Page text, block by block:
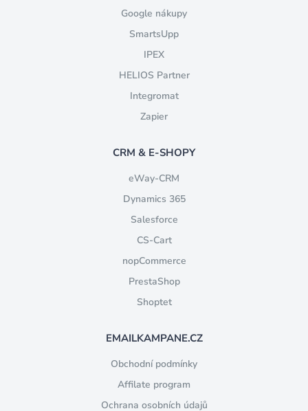
Google nákupy
SmartsUpp
IPEX
HELIOS Partner
Integromat
Zapier
CRM & E-SHOPY
eWay-CRM
Dynamics 365
Salesforce
CS-Cart
nopCommerce
PrestaShop
Shoptet
EMAILKAMPANE.CZ
Obchodní podmínky
Affilate program
Ochrana osobních údajů